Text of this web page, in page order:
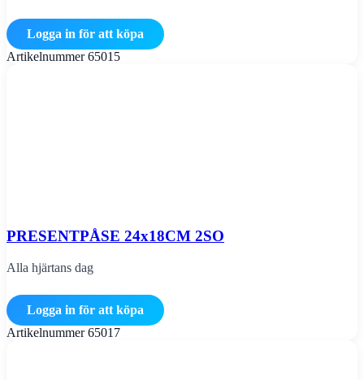
Logga in för att köpa
Artikelnummer65015
PRESENTPÅSE 24x18CM 2SO
Alla hjärtans dag
Logga in för att köpa
Artikelnummer65017